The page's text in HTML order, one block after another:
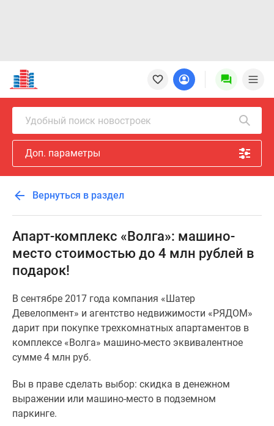
Новостройки
Квартиры
Ипотека
Новостройки
Москвы
Новостройки
Подмосковья
Новостройки
Москвы
Готовые
новостройки
Новостройки
карте
предложения
Коммерческие
помещения
Продавцы
Панорамы
новостроек
Видеообзор
Удобный поиск новостроек
Доп. параметры
Вернуться в раздел
Апарт-комплекс «Волга»: машино-
место стоимостью до 4 млн рублей в
подарок!
В сентябре 2017 года компания «Шатер
Девелопмент» и агентство недвижимости «РЯДОМ»
дарит при покупке трехкомнатных апартаментов в
комплексе «Волга» машино-место эквивалентное
сумме 4 млн руб.
Вы в праве сделать выбор: скидка в денежном
выражении или машино-место в подземном
паркинге.